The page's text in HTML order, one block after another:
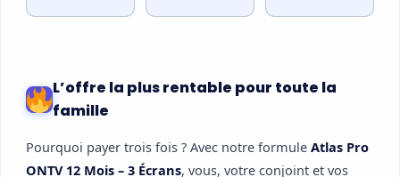
L’offre la plus rentable pour toute la
famille
Pourquoi payer trois fois ? Avec notre formule Atlas Pro
ONTV 12 Mois – 3 Écrans, vous, votre conjoint et vos